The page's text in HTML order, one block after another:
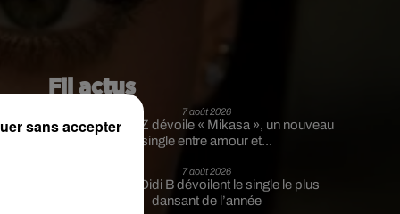
Fil actus
7 août 2026
Moha MMZ dévoile « Mikasa », un nouveau
single entre amour et...
7 août 2026
Tayc et Didi B dévoilent le single le plus
dansant de l’année
sans accepter